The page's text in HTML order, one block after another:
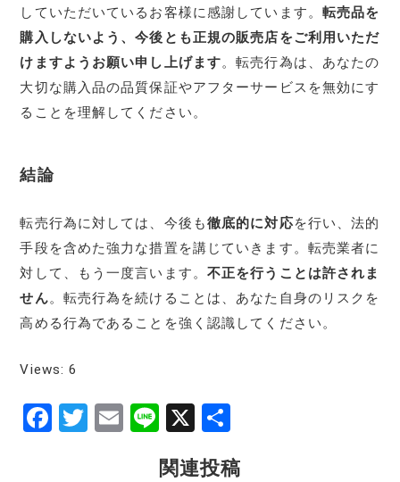
していただいているお客様に感謝しています。 転売品を
購入しないよう、今後とも正規の販売店をご利用いただ
けますようお願い申し上げます。転売行為は、あなたの
大切な購入品の品質保証やアフターサービスを無効にす
ることを理解してください。
結論
転売行為に対しては、今後も徹底的に対応を行い、法的
手段を含めた強力な措置を講じていきます。転売業者に
対して、もう一度言います。 不正を行うことは許されま
せん。転売行為を続けることは、あなた自身のリスクを
高める行為であることを強く認識してください。
Views: 6
F
T
E
Li
e
X
関連投稿